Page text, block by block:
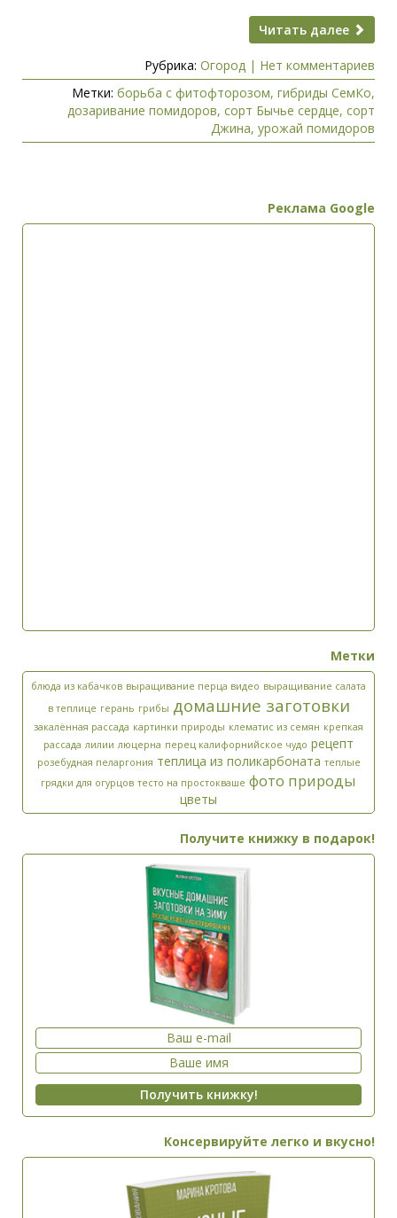
Читать далее
Рубрика: Огород | Нет комментариев
Метки: борьба с фитофторозом, гибриды СемКо,
дозаривание помидоров, сорт Бычье сердце, сорт
Джина, урожай помидоров
Реклама Google
Метки
блюда из кабачков выращивание перца видео выращивание салата
в теплице герань грибы домашние заготовки
закалённая рассада картинки природы клематис из семян крепкая
рассада лилии люцерна перец калифорнийское чудо рецепт
розебудная пеларгония теплица из поликарбоната теплые
грядки для огурцов тесто на простокваше фото природы
цветы
Получите книжку в подарок!
Консервируйте легко и вкусно!